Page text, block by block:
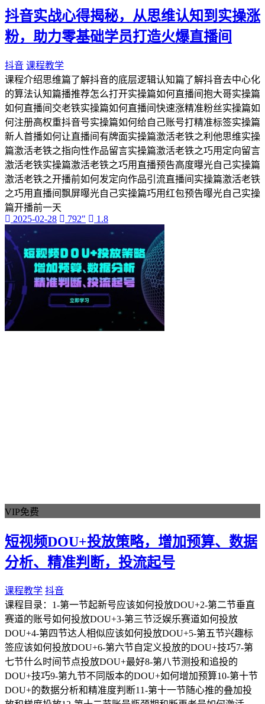
夜景视频
光轨视频
车流素材
城市雪景
雪景素材
夕阳素材
自然风光
视频剪辑素材
自然风光素材
VLOG素材
高清视频素材
免费视频素材
横屏视频素材
海水沙滩素材
手机摄影
deepseek
数字人
自媒体
闲鱼
引流
1688
知乎
淘宝
沙雕动画
拼多多
极虎漫剪
小说推文
中文版PS
ps
Photoshop
格式化工具
电脑分区
分区工具
微信
小红书
AI
电商类
抖音实战心得揭秘，从思维认知到实操涨
粉，助力零基础学员打造火爆直播间
抖音 课程教学
课程介绍思维篇了解抖音的底层逻辑认知篇了解抖音去中心化
的算法认知篇播推荐怎么打开实操篇如何直播间抱大哥实操篇
如何直播间交老铁实操篇如何直播间快速涨精准粉丝实操篇如
何注册高权重抖音号实操篇如何给自己账号打精准标签实操篇
新人首播如何让直播间有牌面实操篇激活老铁之利他思维实操
篇激活老铁之指向性作品留言实操篇激活老铁之巧用定向留言
激活老铁实操篇激活老铁之巧用直播预告高度曝光自己实操篇
激活老铁之开播前如何发定向作品引流直播间实操篇激活老铁
之巧用直播间飘屏曝光自己实操篇巧用红包预告曝光自己实操
篇开播前一天
2025-02-28
792" 1.8
VIP免费
短视频DOU+投放策略，增加预算、数据
分析、精准判断，投流起号
课程教学 抖音
课程目录：1-第一节起新号应该如何投放DOU+2-第二节垂直
赛道的账号如何投放DOU+3-第三节泛娱乐赛道如何投放
DOU+4-第四节达人相似应该如何投放DOU+5-第五节兴趣标
签应该如何投放DOU+6-第六节自定义投放的DOU+技巧7-第
七节什么时间节点投放DOU+最好8-第八节测投和追投的
DOU+技巧9-第九节不同版本的DOU+如何增加预算10-第十节
DOU+的数据分析和精准度判断11-第十一节随心推的叠加投